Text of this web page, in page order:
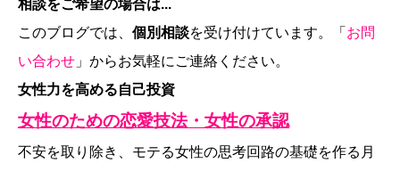
相談をご希望の場合は...
このブログでは、 個別相談を受け付けています。「 お問
い合わせ 」からお気軽にご連絡ください。
女性力を高める自己投資
女性のための恋愛技法・女性の承認
不安を取り除き、モテる女性の思考回路の基礎を作る月